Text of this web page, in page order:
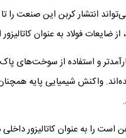
و استفاده از سوخت‌های
را به عنوان کاتالیزور داخلی